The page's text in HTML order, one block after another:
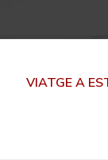
VIATGE A